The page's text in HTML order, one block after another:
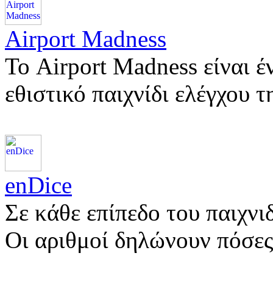
Airport Madness
Το Airport Madness είναι
εθιστικό παιχνίδι
enDice
Σε κάθε επίπεδο του
Οι αριθμοί δηλώνουν